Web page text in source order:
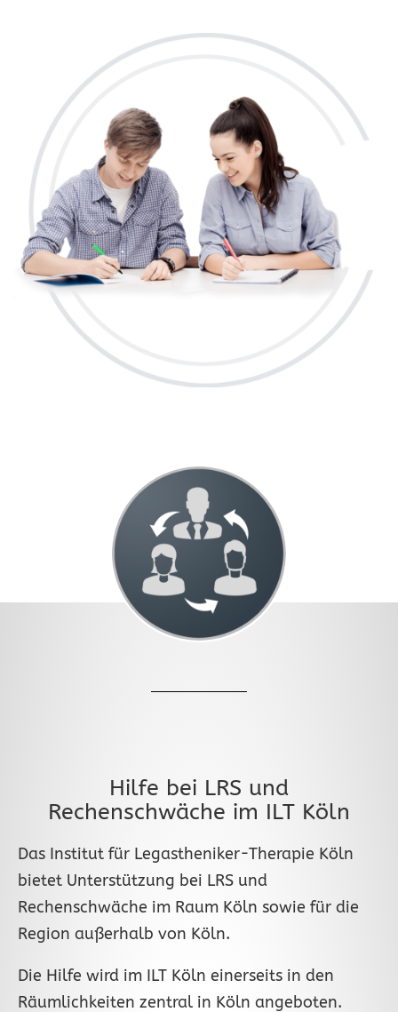
Hilfe bei LRS und
Rechenschwäche im ILT Köln
Das Institut für Legastheniker-Therapie Köln
bietet Unterstützung bei LRS und
Rechenschwäche im Raum Köln sowie für die
Region außerhalb von Köln.
Die Hilfe wird im ILT Köln einerseits in den
Räumlichkeiten zentral in Köln angeboten.